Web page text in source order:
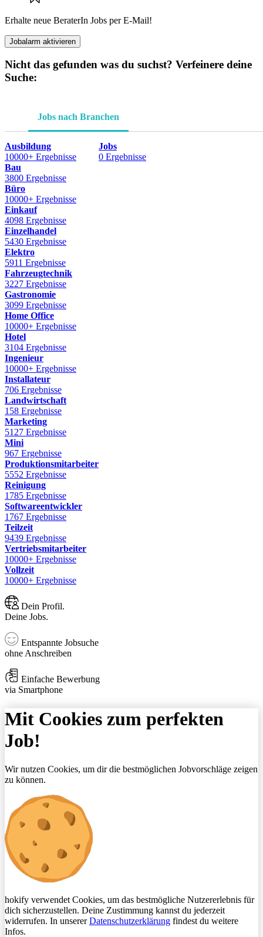
Erhalte neue BeraterIn Jobs per E-Mail!
Jobalarm aktivieren
Nicht das gefunden was du suchst? Verfeinere deine
Suche:
Jobs nach Branchen
Ausbildung
10000+ Ergebnisse
Bau
3800 Ergebnisse
Büro
10000+ Ergebnisse
Einkauf
4098 Ergebnisse
Einzelhandel
5430 Ergebnisse
Elektro
5911 Ergebnisse
Fahrzeugtechnik
3227 Ergebnisse
Gastronomie
3099 Ergebnisse
Home Office
10000+ Ergebnisse
Hotel
3104 Ergebnisse
Ingenieur
10000+ Ergebnisse
Installateur
706 Ergebnisse
Landwirtschaft
158 Ergebnisse
Marketing
5127 Ergebnisse
Mini
967 Ergebnisse
Produktionsmitarbeiter
5552 Ergebnisse
Reinigung
1785 Ergebnisse
Softwareentwickler
1767 Ergebnisse
Teilzeit
9439 Ergebnisse
Vertriebsmitarbeiter
10000+ Ergebnisse
Vollzeit
10000+ Ergebnisse
Jobs
0 Ergebnisse
Dein Profil.
Deine Jobs.
Entspannte Jobsuche
ohne Anschreiben
Einfache Bewerbung
via Smartphone
Mit Cookies zum perfekten
Job!
Wir nutzen Cookies, um dir die bestmöglichen Jobvorschläge zeigen
zu können.
hokify verwendet Cookies, um das bestmögliche Nutzererlebnis für
dich sicherzustellen. Deine Zustimmung kannst du jederzeit
widerrufen. In unsererDatenschutzerklärung findest du weitere
Infos.